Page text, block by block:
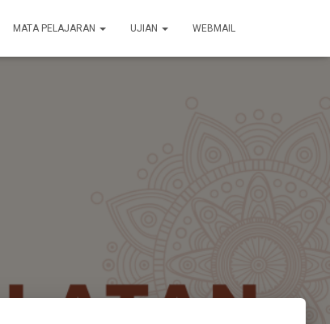
MATA PELAJARAN UJIAN WEBMAIL